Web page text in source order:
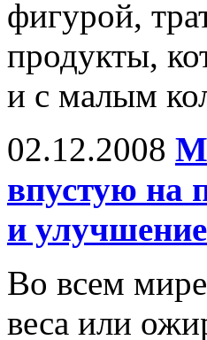
фигурой,
продукты,
и с малым
02.12.2008
впустую на
и
Во всем
веса или